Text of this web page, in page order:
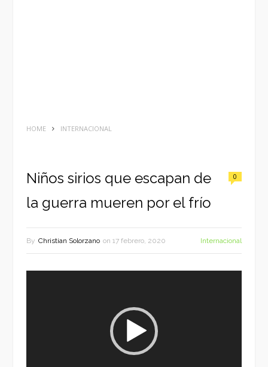
HOME INTERNACIONAL
Niños sirios que escapan de
la guerra mueren por el frío
0
By Christian Solorzano on 17 febrero, 2020 Internacional